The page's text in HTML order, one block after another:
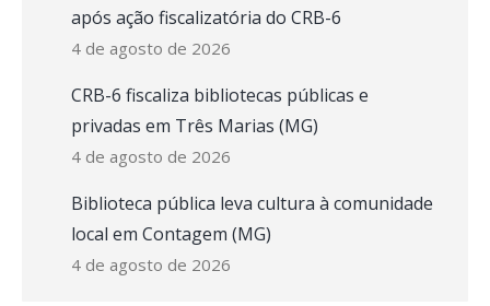
após ação fiscalizatória do CRB-6
4 de agosto de 2026
CRB-6 fiscaliza bibliotecas públicas e
privadas em Três Marias (MG)
4 de agosto de 2026
Biblioteca pública leva cultura à comunidade
local em Contagem (MG)
4 de agosto de 2026